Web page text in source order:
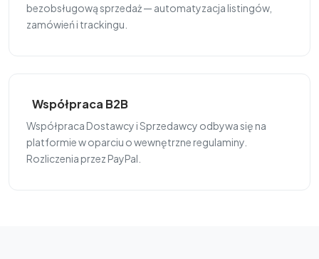
bezobsługową sprzedaż — automatyzacja listingów,
zamówień i trackingu.
Współpraca B2B
Współpraca Dostawcy i Sprzedawcy odbywa się na
platformie w oparciu o wewnętrzne regulaminy.
Rozliczenia przez PayPal.